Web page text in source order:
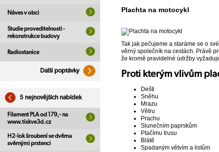
Náves v obci
Studie proveditelnosti -
rekonstrukce budovy
Radiostanice
Další poptávky
5 nejnovějších nabídek
Filament PLA od 179,- na
www.tiskve3d.cz
H2-lok šroubení se dvěma
svěrnými prstenci
Plachta na motocykl
Tak jak pečujeme a staráme se o
věrný společník na cestách. Právě
že kromě pravidelné údržby
Proti kterým vlivům
Dešti
Sněhu
Mrazu
Větru
Prachu
Slunečním paprskům
Ptačímu trusu
Blátě
Spadaným větvím a listům